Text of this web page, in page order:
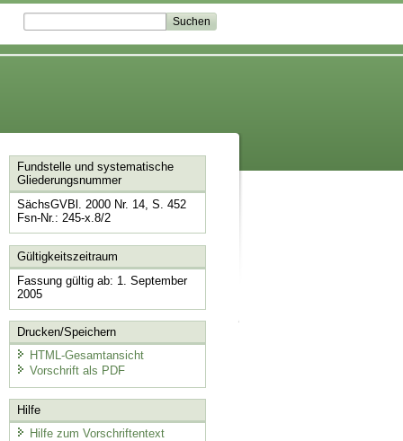
Fundstelle und systematische
Gliederungsnummer
SächsGVBl. 2000 Nr. 14, S. 452
Fsn-Nr.: 245-x.8/2
Gültigkeitszeitraum
Fassung gültig ab: 1. September
2005
Drucken/Speichern
HTML-Gesamtansicht
Vorschrift als PDF
Hilfe
Hilfe zum Vorschriftentext